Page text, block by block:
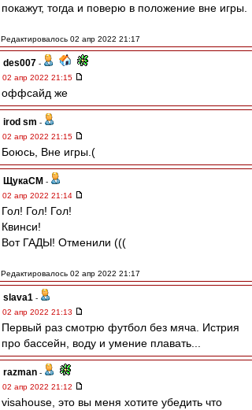
покажут, тогда и поверю в положение вне игры.
Редактировалось 02 апр 2022 21:17
des007 -
02 апр 2022 21:15
оффсайд же
irod sm -
02 апр 2022 21:15
Боюсь, Вне игры.(
ЩукаСМ -
02 апр 2022 21:14
Гол! Гол! Гол!
Квинси!
Вот ГАДЫ! Отменили (((
Редактировалось 02 апр 2022 21:17
slava1 -
02 апр 2022 21:13
Первый раз смотрю футбол без мяча. Истрия
про бассейн, воду и умение плавать...
razman -
02 апр 2022 21:12
visahouse, это вы меня хотите убедить что